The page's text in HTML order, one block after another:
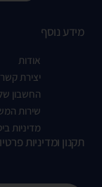
מידע נוסף
אודות
יצירת קשר
החשבון
שירות
מדיניות
תקנון ומדיניות